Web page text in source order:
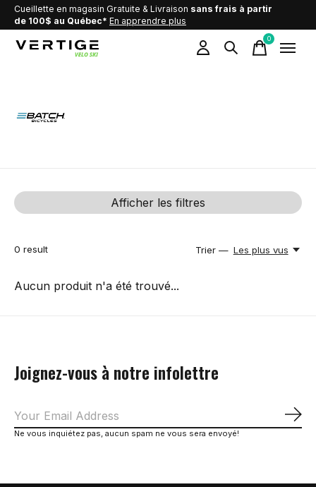
Cueillette en magasin Gratuite & Livraison sans frais à partir
de 100$ au Québec* En apprendre plus
0items
Batch
Afficher les filtres
0 result Trier — Les plus vus
Aucun produit n'a été trouvé...
Joignez-vous à notre infolettre
Ne vous inquiétez pas, aucun spam ne vous sera envoyé!